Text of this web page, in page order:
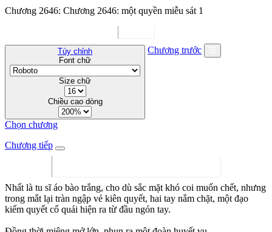
Chương 2646: Chương 2646: một quyền miễu sát 1
Tùy chỉnh
Font chữ
Size chữ
Chiều cao dòng
Chương trước
Chọn chương
Chương tiếp
Nhất là tu sĩ áo bào trắng, cho dù sắc mặt khó coi muốn chết, nhưng
trong mắt lại tràn ngập vẻ kiên quyết, hai tay nắm chặt, một đạo
kiếm quyết cổ quái hiện ra từ đầu ngón tay.